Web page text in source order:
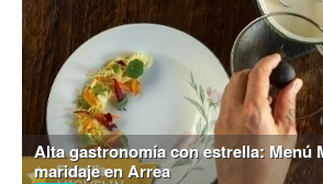
Alta gastronomía con estrella: Menú
maridaje en Arrea